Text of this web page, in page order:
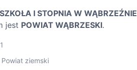
I STOPNIA W WĄBRZEŹNIE
jest POWIAT WĄBRZESKI.
Powiat ziemski